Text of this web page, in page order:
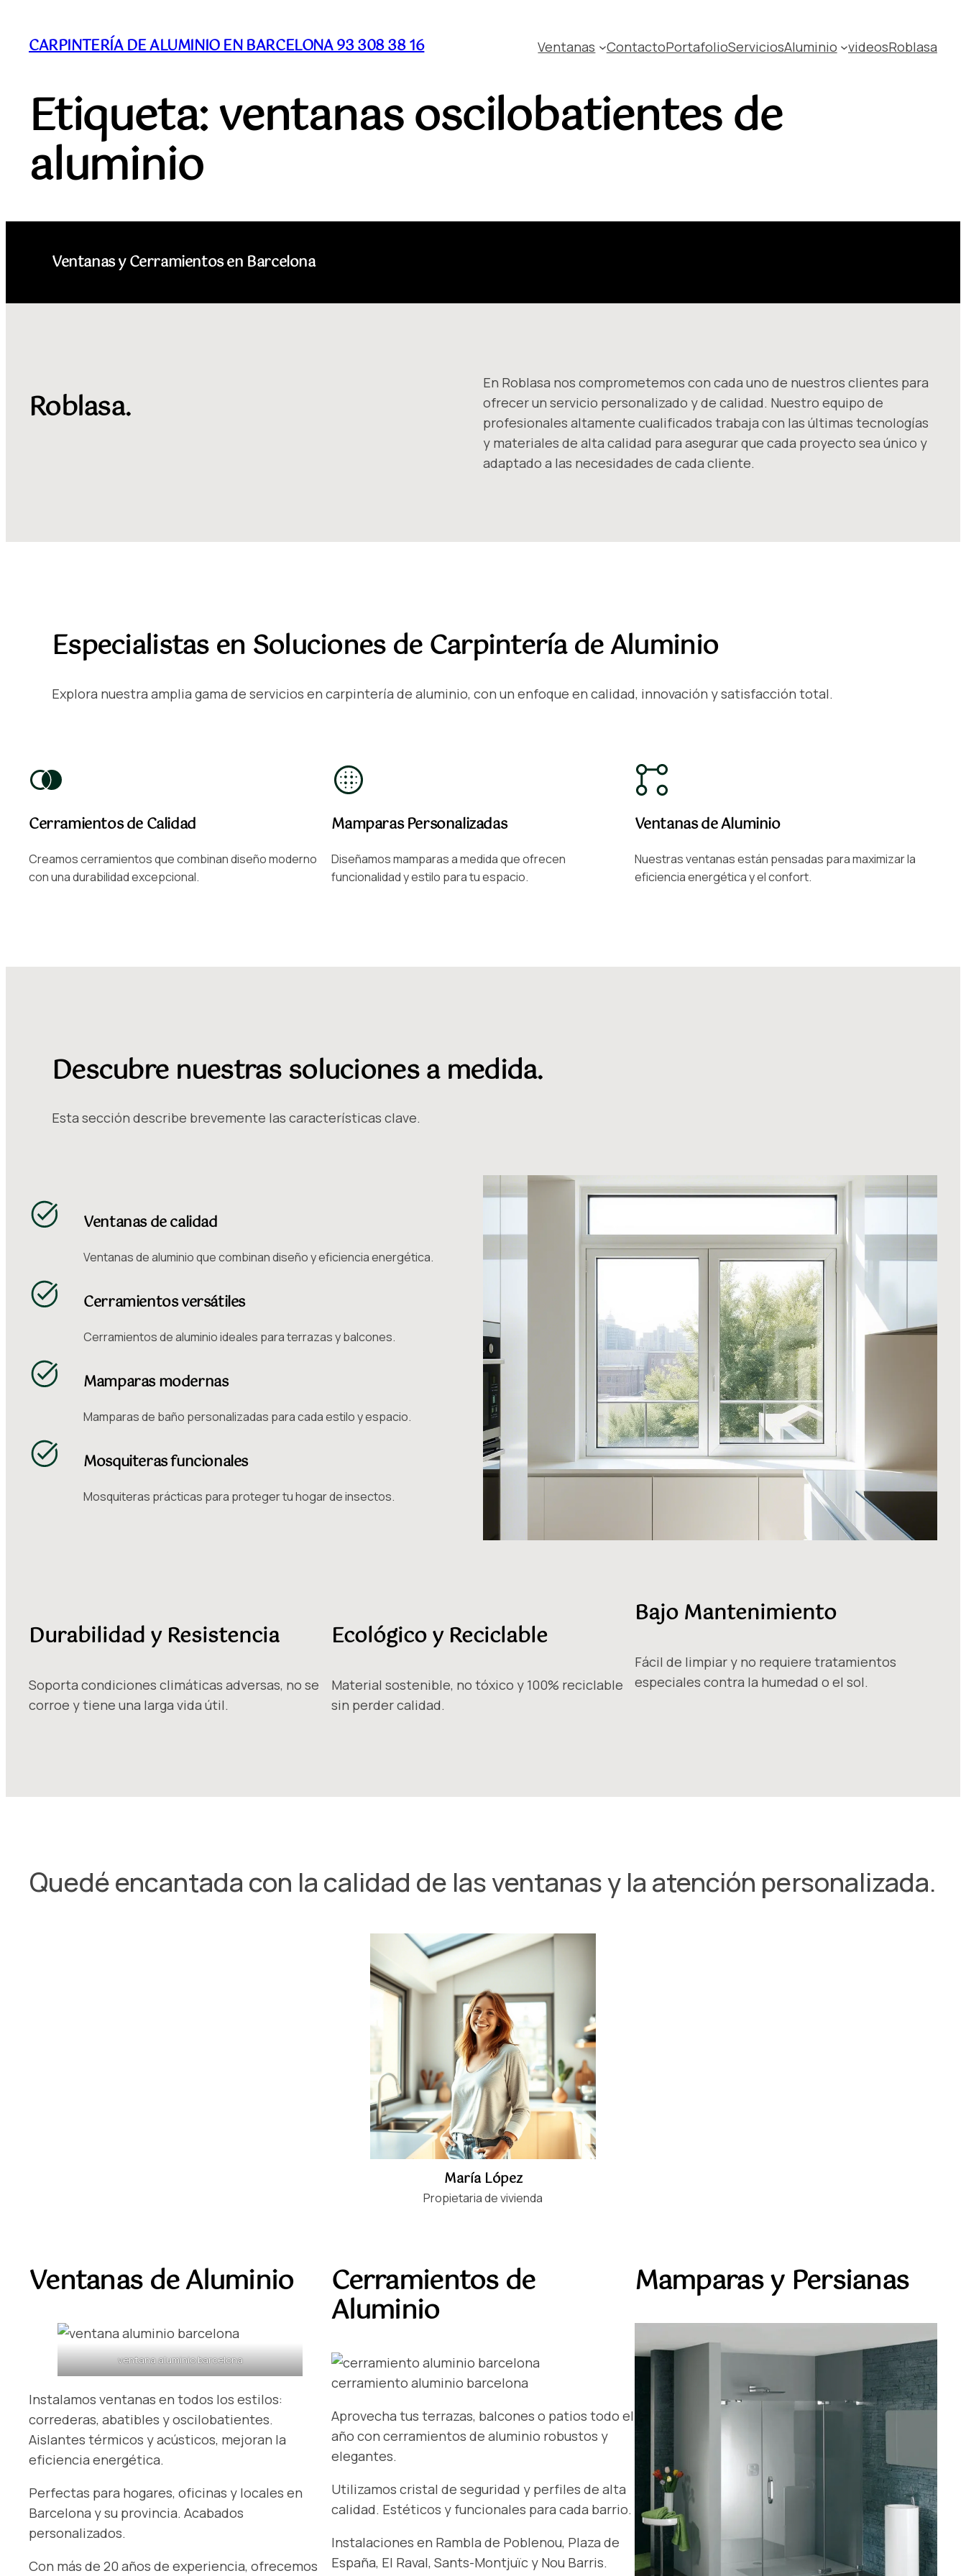
CARPINTERÍA DE ALUMINIO EN BARCELONA 93 308 38 16 Ventanas ContactoPortafolioServiciosAluminio videosRoblasa
Etiqueta:ventanas oscilobatientes de
aluminio
Ventanas y Cerramientos en Barcelona
Roblasa.
En Roblasa nos comprometemos con cada uno de nuestros clientes para
ofrecer un servicio personalizado y de calidad. Nuestro equipo de
profesionales altamente cualificados trabaja con las últimas tecnologías
y materiales de alta calidad para asegurar que cada proyecto sea único y
adaptado a las necesidades de cada cliente.
Especialistas en Soluciones de Carpintería de Aluminio
Explora nuestra amplia gama de servicios en carpintería de aluminio, con un enfoque en calidad, innovación y satisfacción total.
Cerramientos de Calidad
Creamos cerramientos que combinan diseño moderno
con una durabilidad excepcional.
Mamparas Personalizadas
Diseñamos mamparas a medida que ofrecen
funcionalidad y estilo para tu espacio.
Ventanas de Aluminio
Nuestras ventanas están pensadas para maximizar la
eficiencia energética y el confort.
Descubre nuestras soluciones a medida.
Esta sección describe brevemente las características clave.
Ventanas de calidad
Ventanas de aluminio que combinan diseño y eficiencia energética.
Cerramientos versátiles
Cerramientos de aluminio ideales para terrazas y balcones.
Mamparas modernas
Mamparas de baño personalizadas para cada estilo y espacio.
Mosquiteras funcionales
Mosquiteras prácticas para proteger tu hogar de insectos.
Durabilidad y Resistencia
Soporta condiciones climáticas adversas, no se
corroe y tiene una larga vida útil.
Ecológico y Reciclable
Material sostenible, no tóxico y 100% reciclable
sin perder calidad.
Bajo Mantenimiento
Fácil de limpiar y no requiere tratamientos
especiales contra la humedad o el sol.
Quedé encantada con la calidad de las ventanas y la atención personalizada.
María López
Propietaria de vivienda
Ventanas de Aluminio
ventana aluminio barcelona
Instalamos ventanas en todos los estilos:
correderas, abatibles y oscilobatientes.
Aislantes térmicos y acústicos, mejoran la
eficiencia energética.
Perfectas para hogares, oficinas y locales en
Barcelona y su provincia. Acabados
personalizados.
Con más de 20 años de experiencia, ofrecemos
Cerramientos de
Aluminio
cerramiento aluminio barcelona
Aprovecha tus terrazas, balcones o patios todo el
año con cerramientos de aluminio robustos y
elegantes.
Utilizamos cristal de seguridad y perfiles de alta
calidad. Estéticos y funcionales para cada barrio.
Instalaciones en Rambla de Poblenou, Plaza de
España, El Raval, Sants-Montjuïc y Nou Barris.
Mamparas y Persianas